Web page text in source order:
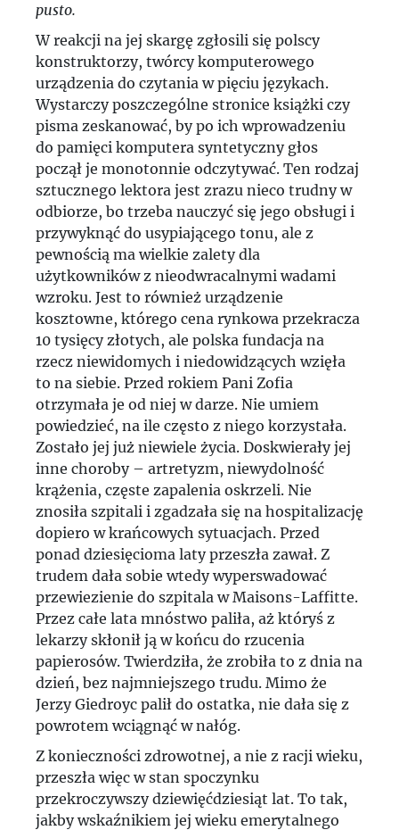
pusto.
W reakcji na jej skargę zgłosili się polscy
konstruktorzy, twórcy komputerowego
urządzenia do czytania w pięciu językach.
Wystarczy poszczególne stronice książki czy
pisma zeskanować, by po ich wprowadzeniu
do pamięci komputera syntetyczny głos
począł je monotonnie odczytywać. Ten rodzaj
sztucznego lektora jest zrazu nieco trudny w
odbiorze, bo trzeba nauczyć się jego obsługi i
przywyknąć do usypiającego tonu, ale z
pewnością ma wielkie zalety dla
użytkowników z nieodwracalnymi wadami
wzroku. Jest to również urządzenie
kosztowne, którego cena rynkowa przekracza
10 tysięcy złotych, ale polska fundacja na
rzecz niewidomych i niedowidzących wzięła
to na siebie. Przed rokiem Pani Zofia
otrzymała je od niej w darze. Nie umiem
powiedzieć, na ile często z niego korzystała.
Zostało jej już niewiele życia. Doskwierały jej
inne choroby – artretyzm, niewydolność
krążenia, częste zapalenia oskrzeli. Nie
znosiła szpitali i zgadzała się na hospitalizację
dopiero w krańcowych sytuacjach. Przed
ponad dziesięcioma laty przeszła zawał. Z
trudem dała sobie wtedy wyperswadować
przewiezienie do szpitala w Maisons-Laffitte.
Przez całe lata mnóstwo paliła, aż któryś z
lekarzy skłonił ją w końcu do rzucenia
papierosów. Twierdziła, że zrobiła to z dnia na
dzień, bez najmniejszego trudu. Mimo że
Jerzy Giedroyc palił do ostatka, nie dała się z
powrotem wciągnąć w nałóg.
Z konieczności zdrowotnej, a nie z racji wieku,
przeszła więc w stan spoczynku
przekroczywszy dziewięćdziesiąt lat. To tak,
jakby wskaźnikiem jej wieku emerytalnego